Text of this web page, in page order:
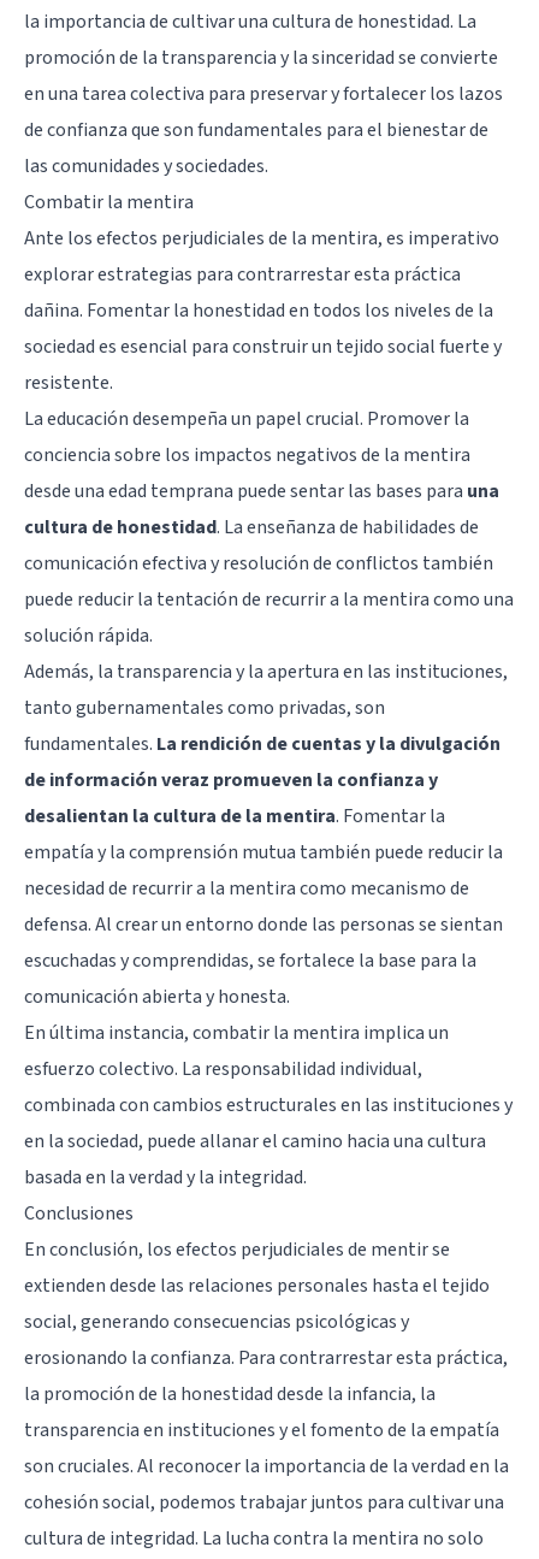
la importancia de cultivar una cultura de honestidad. La
promoción de la transparencia y la sinceridad se convierte
en una tarea colectiva para preservar y fortalecer los lazos
de confianza que son fundamentales para el bienestar de
las comunidades y sociedades.
Combatir la mentira
Ante los efectos perjudiciales de la mentira, es imperativo
explorar estrategias para contrarrestar esta práctica
dañina. Fomentar la honestidad en todos los niveles de la
sociedad es esencial para construir un tejido social fuerte y
resistente.
La educación desempeña un papel crucial. Promover la
conciencia sobre los impactos negativos de la mentira
desde una edad temprana puede sentar las bases para una
cultura de honestidad. La enseñanza de habilidades de
comunicación efectiva y resolución de conflictos también
puede reducir la tentación de recurrir a la mentira como una
solución rápida.
Además, la transparencia y la apertura en las instituciones,
tanto gubernamentales como privadas, son
fundamentales. La rendición de cuentas y la divulgación
de información veraz promueven la confianza y
desalientan la cultura de la mentira. Fomentar la
empatía y la comprensión mutua también puede reducir la
necesidad de recurrir a la mentira como mecanismo de
defensa. Al crear un entorno donde las personas se sientan
escuchadas y comprendidas, se fortalece la base para la
comunicación abierta y honesta.
En última instancia, combatir la mentira implica un
esfuerzo colectivo. La responsabilidad individual,
combinada con cambios estructurales en las instituciones y
en la sociedad, puede allanar el camino hacia una cultura
basada en la verdad y la integridad.
Conclusiones
En conclusión, los efectos perjudiciales de mentir se
extienden desde las relaciones personales hasta el tejido
social, generando consecuencias psicológicas y
erosionando la confianza. Para contrarrestar esta práctica,
la promoción de la honestidad desde la infancia, la
transparencia en instituciones y el fomento de la empatía
son cruciales. Al reconocer la importancia de la verdad en la
cohesión social, podemos trabajar juntos para cultivar una
cultura de integridad. La lucha contra la mentira no solo